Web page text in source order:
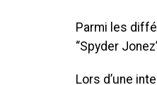
Parmi les
“Spyder
Lors d’une